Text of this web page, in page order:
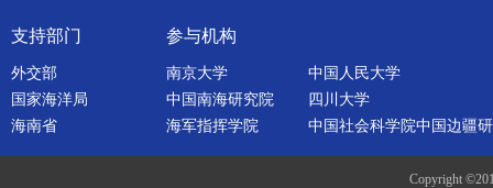
支持部门
外交部
国家海洋局
海南省
参与机构
南京大学
中国人民大学
中国南海研究院
四川大学
海军指挥学院
中国社会科学院中国边疆
Copyright